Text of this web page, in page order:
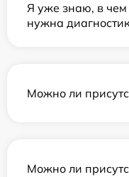
Я уже знаю, в чем
нужна
Можно ли
Можно ли